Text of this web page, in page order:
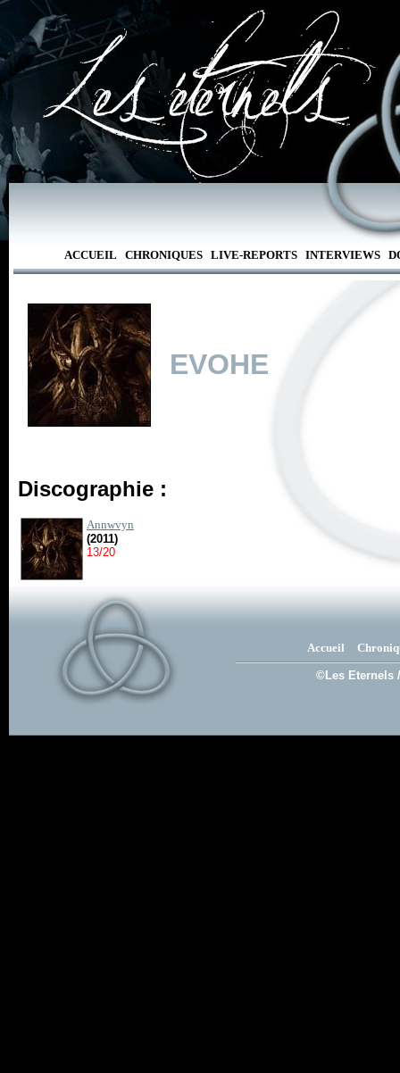
ACCUEIL CHRONIQUES LIVE-REPORTS INTERVIEWS
EVOHE
Discographie :
Annwvyn
(2011)
13/20
Accueil
©Les Eternels